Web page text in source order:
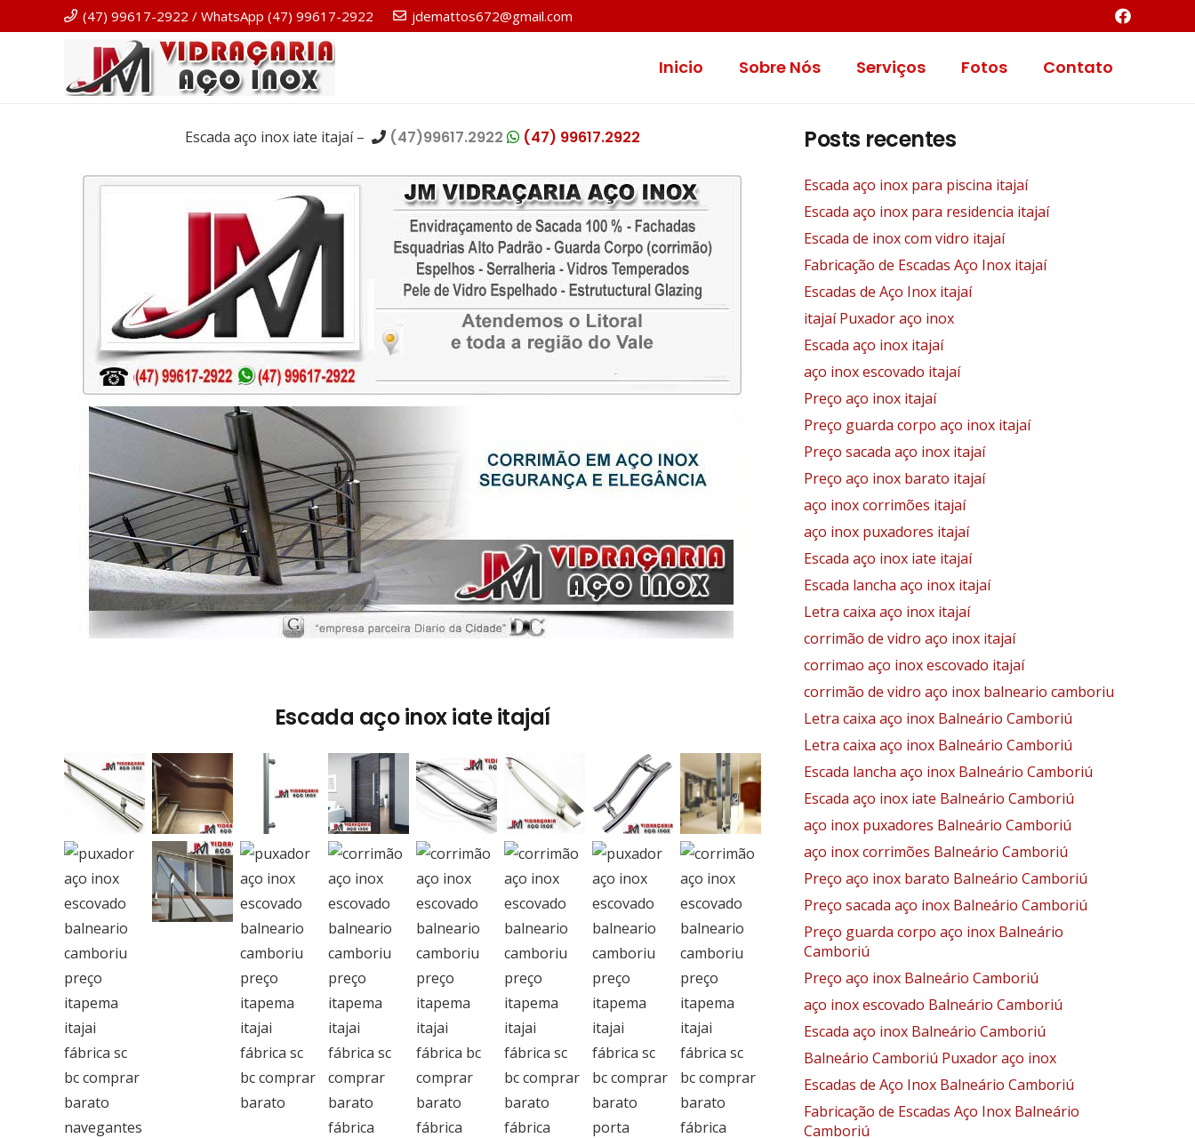
(47) 99617-2922 / WhatsApp (47) 99617-2922 jdemattos672@gmail.com
Inicio Sobre Nós Serviços Fotos Contato
Escada aço inox iate itajaí – (47)99617.2922 (47) 99617.2922
Escada aço inox iate itajaí
Posts recentes
Escada aço inox para piscina itajaí
Escada aço inox para residencia itajaí
Escada de inox com vidro itajaí
Fabricação de Escadas Aço Inox itajaí
Escadas de Aço Inox itajaí
itajaí Puxador aço inox
Escada aço inox itajaí
aço inox escovado itajaí
Preço aço inox itajaí
Preço guarda corpo aço inox itajaí
Preço sacada aço inox itajaí
Preço aço inox barato itajaí
aço inox corrimões itajaí
aço inox puxadores itajaí
Escada aço inox iate itajaí
Escada lancha aço inox itajaí
Letra caixa aço inox itajaí
corrimão de vidro aço inox itajaí
corrimao aço inox escovado itajaí
corrimão de vidro aço inox balneario camboriu
Letra caixa aço inox Balneário Camboriú
Letra caixa aço inox Balneário Camboriú
Escada lancha aço inox Balneário Camboriú
Escada aço inox iate Balneário Camboriú
aço inox puxadores Balneário Camboriú
aço inox corrimões Balneário Camboriú
Preço aço inox barato Balneário Camboriú
Preço sacada aço inox Balneário Camboriú
Preço guarda corpo aço inox Balneário
Camboriú
Preço aço inox Balneário Camboriú
aço inox escovado Balneário Camboriú
Escada aço inox Balneário Camboriú
Balneário Camboriú Puxador aço inox
Escadas de Aço Inox Balneário Camboriú
Fabricação de Escadas Aço Inox Balneário
Camboriú